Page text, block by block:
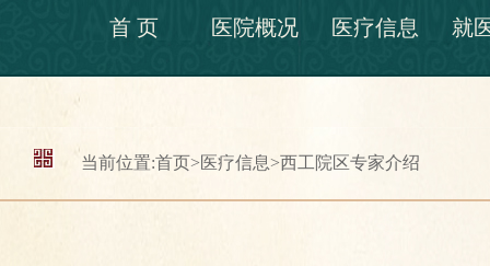
首 页 医院概况 医疗信息 就
当前位置:首页>医疗信息>西工院区专家介绍